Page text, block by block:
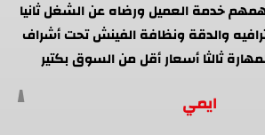
خدمة العميل ورضاه عن الشغل ثانيا
والدقة ونظافة الفينش تحت أشراف
ثالثا أسعار أقل من السوق بكتير
ايمي